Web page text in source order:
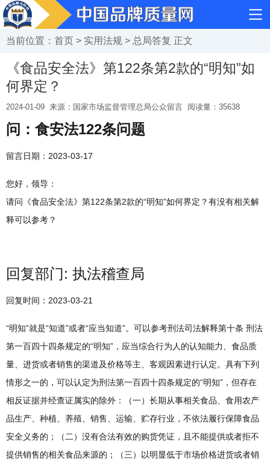
当前位置： 首页 > 实用法规 > 总局答复 正文
《食品安全法》第122条第2款的“明知”如
何界定？
2024-01-09 来源：国家市场监督管理总局公众留言 阅读量： 35638
问：食安法122条问题
留言日期：2023-03-17
您好，领导：
请问《食品安全法》第122条第2款的“明知”如何界定？有没有相关解
释可以参考？
回复部门: 执法稽查局
回复时间：2023-03-21
“明知”就是“知道”或者“应当知道”。可以参考刑法司法解释第十条 刑法
第一百四十四条规定的“明知”，应当综合行为人的认知能力、食品质
量、进货或者销售的渠道及价格等主、客观因素进行认定。具有下列
情形之一的，可以认定为刑法第一百四十四条规定的“明知”，但存在
相反证据并经查证属实的除外：（一）长期从事相关食品、食用农产
品生产、种植、养殖、销售、运输、贮存行业，不依法履行保障食品
安全义务的；（二）没有合法有效的购货凭证，且不能提供或者拒不
提供销售的相关食品来源的；（三）以明显低于市场价格进货或者销